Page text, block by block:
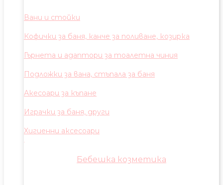
Вани и стойки
Кофички за баня, канче за поливане, козирка
Гърнета и адаптори за тоалетна чиния
Подложки за вана, стъпала за баня
Акесоари за къпане
Играчки за баня, други
Хигиенни аксесоари
Бебешка козметика